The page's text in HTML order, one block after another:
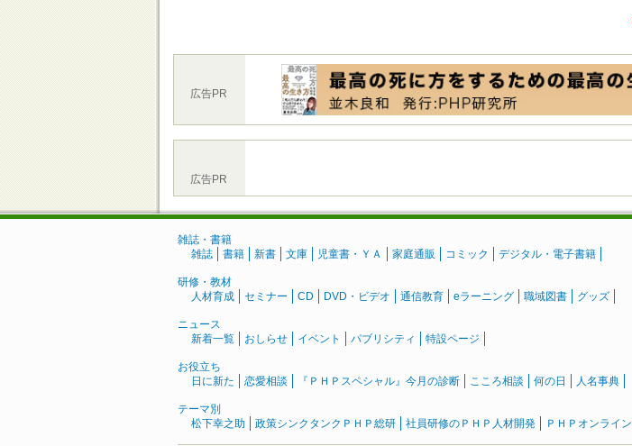
広告PR
広告PR
雑誌・書籍
雑誌
書籍 新書 文庫 児童書・ＹＡ 家庭通販 コミック デジタル・電子書籍
研修・教材
人材育成
セミナー CD DVD・ビデオ 通信教育 eラーニング 職域図書 グッズ
ニュース
新着一覧
おしらせ イベント パブリシティ 特設ページ
お役立ち
日に新た
恋愛相談 『ＰＨＰスペシャル』今月の診断 こころ相談 何の日 人名事典
テーマ別
松下幸之助
政策シンクタンクＰＨＰ総研 社員研修のＰＨＰ人材開発 ＰＨＰオンライン